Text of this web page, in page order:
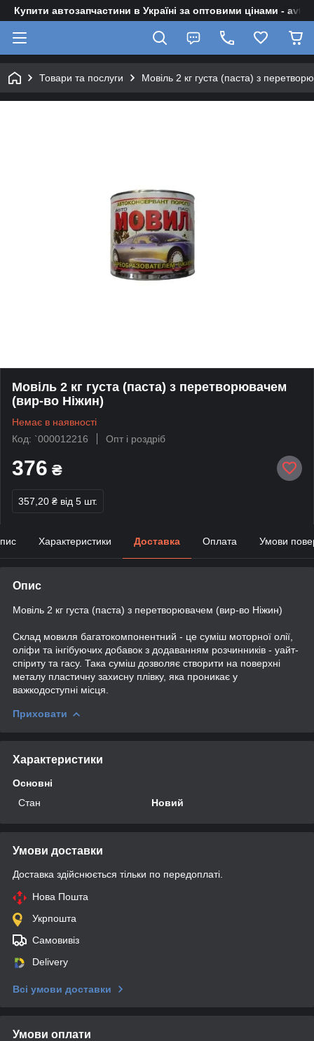
Купити автозапчастини в Україні за оптовими цінами -
Товари та послуги Мовіль 2 кг густа (паста) з
Мовіль 2 кг густа (паста) з перетворювачем
(вир-во Ніжин)
Немає в наявності
Код: `000012216
Опт і роздріб
376 ₴
357,20 ₴ від 5 шт.
Характеристики Доставка Оплата Умови
Опис
Мовіль 2 кг густа (паста) з перетворювачем (вир-во Ніжин)
Склад мовиля багатокомпонентний - це суміш моторної олії,
оліфи та інгібуючих добавок з додаванням розчинників - уайт-
спіриту та гасу. Така суміш дозволяє створити на поверхні
металу пластичну захисну плівку, яка проникає у
важкодоступні місця.
Приховати
Характеристики
Основні
Стан
Новий
Умови доставки
Доставка здійснюється тільки по передоплаті.
Нова Пошта
Укрпошта
Самовивіз
Delivery
Всі умови доставки
Умови оплати